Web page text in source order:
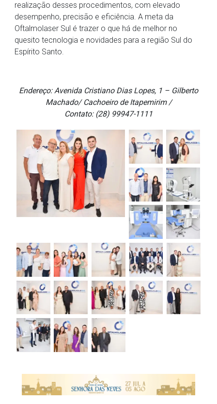
realização desses procedimentos, com elevado
desempenho, precisão e eficiência. A meta da
Oftalmolaser Sul é trazer o que há de melhor no
quesito tecnologia e novidades para a região Sul do
Espírito Santo.
Endereço: Avenida Cristiano Dias Lopes, 1 – Gilberto
Machado/ Cachoeiro de Itapemirim /
Contato: (28) 99947-1111